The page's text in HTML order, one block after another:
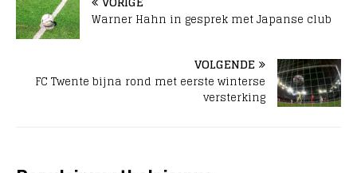
Warner Hahn in gesprek met Japanse club
VOLGENDE
FC Twente bijna rond met eerste winterse
versterking